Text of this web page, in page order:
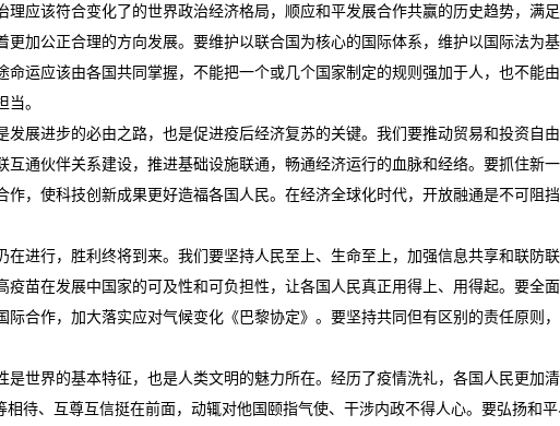
该符合变化了的世界政治经济格局，顺应和平发展合作共赢的历史趋势，满
加公正合理的方向发展。要维护以联合国为核心的国际体系，维护以国际法为
运应该由各国共同掌握，不能把一个或几个国家制定的规则强加于人，也不能
。
进步的必由之路，也是促进疫后经济复苏的关键。我们要推动贸易和投资自
通伙伴关系建设，推进基础设施联通，畅通经济运行的血脉和经络。要抓住新
，使科技创新成果更好造福各国人民。在经济全球化时代，开放融通是不可阻
行，胜利终将到来。我们要坚持人民至上、生命至上，加强信息共享和联防
苗在发展中国家的可及性和可负担性，让各国人民真正用得上、用得起。要全
合作，加大落实应对气候变化《巴黎协定》。要坚持共同但有区别的责任原则
界的基本特征，也是人类文明的魅力所在。经历了疫情洗礼，各国人民更加
待、互尊互信挺在前面，动辄对他国颐指气使、干涉内政不得人心。要弘扬和